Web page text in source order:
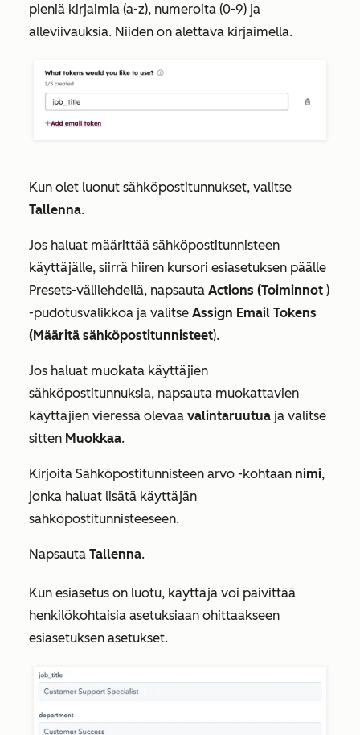
pieniä kirjaimia (a-z), numeroita (0-9) ja
alleviivauksia. Niiden on alettava kirjaimella.
Kun olet luonut sähköpostitunnukset, valitse
Tallenna.
Jos haluat määrittää sähköpostitunnisteen
käyttäjälle, siirrä hiiren kursori esiasetuksen päälle
Presets-välilehdellä, napsauta Actions (Toiminnot )
-pudotusvalikkoa ja valitse Assign Email Tokens
(Määritä sähköpostitunnisteet).
Jos haluat muokata käyttäjien
sähköpostitunnuksia, napsauta muokattavien
käyttäjien vieressä olevaa valintaruutua ja valitse
sitten Muokkaa.
Kirjoita Sähköpostitunnisteen arvo -kohtaan nimi,
jonka haluat lisätä käyttäjän
sähköpostitunnisteeseen.
Napsauta Tallenna.
Kun esiasetus on luotu, käyttäjä voi päivittää
henkilökohtaisia asetuksiaan ohittaakseen
esiasetuksen asetukset.